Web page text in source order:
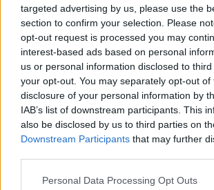
targeted advertising by us, please use the
section to confirm your selection. Please
opt-out request is processed you may
interest-based ads based on personal
us or personal information disclosed to
your opt-out. You may separately opt-out of
disclosure of your personal information by
IAB’s list of downstream participants. This
also be disclosed by us to third parties on
Downstream Participants that may further
Personal Data Processing Opt Outs
autori, în schimb solicită donații pentru
Mărturisitori din Închisori.
ad